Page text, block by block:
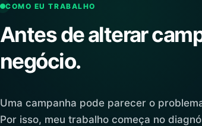
COMO EU TRABALHO
Antes de alterar
negócio.
Uma campanha pode parecer o
Por isso, meu trabalho começa no